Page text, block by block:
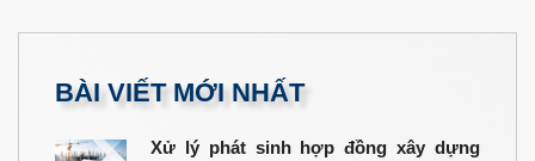
BÀI VIẾT MỚI NHẤT
Xử lý phát sinh hợp đồng xây dựng